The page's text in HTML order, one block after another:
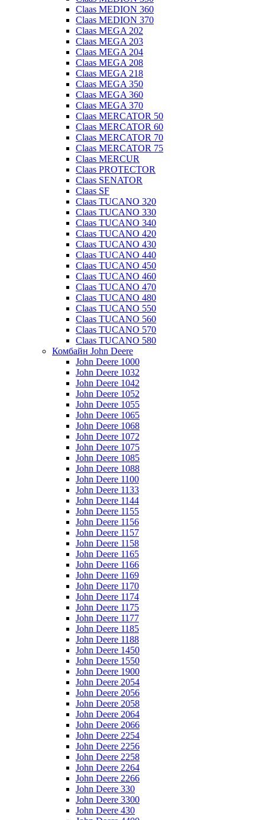
Claas MEDION 360
Claas MEDION 370
Claas MEGA 202
Claas MEGA 203
Claas MEGA 204
Claas MEGA 208
Claas MEGA 218
Claas MEGA 350
Claas MEGA 360
Claas MEGA 370
Claas MERCATOR 50
Claas MERCATOR 60
Claas MERCATOR 70
Claas MERCATOR 75
Claas MERCUR
Claas PROTECTOR
Claas SENATOR
Claas SF
Claas TUCANO 320
Claas TUCANO 330
Claas TUCANO 340
Claas TUCANO 420
Claas TUCANO 430
Claas TUCANO 440
Claas TUCANO 450
Claas TUCANO 460
Claas TUCANO 470
Claas TUCANO 480
Claas TUCANO 550
Claas TUCANO 560
Claas TUCANO 570
Claas TUCANO 580
Комбайн John Deere
John Deere 1000
John Deere 1032
John Deere 1042
John Deere 1052
John Deere 1055
John Deere 1065
John Deere 1068
John Deere 1072
John Deere 1075
John Deere 1085
John Deere 1088
John Deere 1100
John Deere 1133
John Deere 1144
John Deere 1155
John Deere 1156
John Deere 1157
John Deere 1158
John Deere 1165
John Deere 1166
John Deere 1169
John Deere 1170
John Deere 1174
John Deere 1175
John Deere 1177
John Deere 1185
John Deere 1188
John Deere 1450
John Deere 1550
John Deere 1900
John Deere 2054
John Deere 2056
John Deere 2058
John Deere 2064
John Deere 2066
John Deere 2254
John Deere 2256
John Deere 2258
John Deere 2264
John Deere 2266
John Deere 330
John Deere 3300
John Deere 430